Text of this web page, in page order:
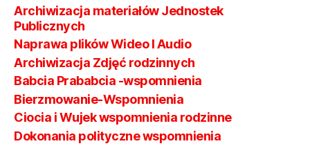
Archiwizacja materiałów Jednostek
Publicznych
Naprawa plików Wideo I Audio
Archiwizacja Zdjęć rodzinnych
Babcia Prababcia -wspomnienia
Bierzmowanie-Wspomnienia
Ciocia i Wujek wspomnienia rodzinne
Dokonania polityczne wspomnienia